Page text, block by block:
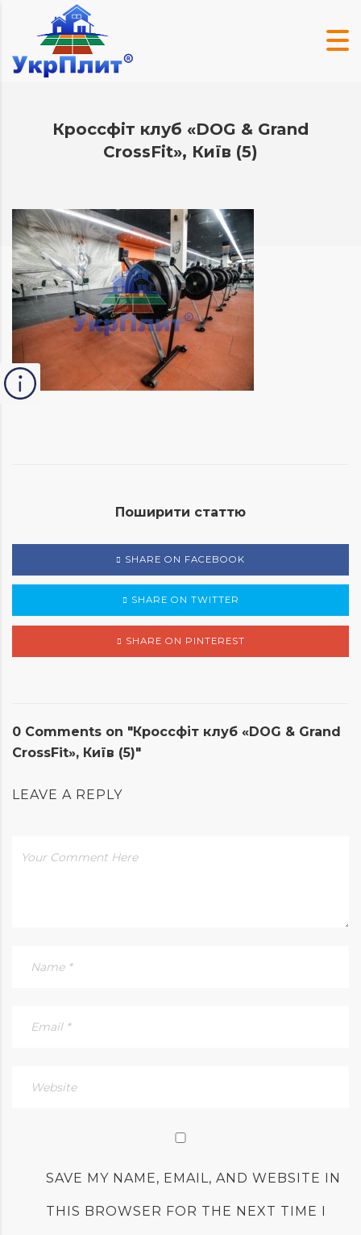
Кроссфіт клуб «DOG & Grand
CrossFit», Київ (5)
Поширити статтю
SHARE ON FACEBOOK
SHARE ON TWITTER
SHARE ON PINTEREST
0 Comments on "Кроссфіт клуб «DOG & Grand
CrossFit», Київ (5)"
LEAVE A REPLY
SAVE MY NAME, EMAIL, AND WEBSITE IN
THIS BROWSER FOR THE NEXT TIME I